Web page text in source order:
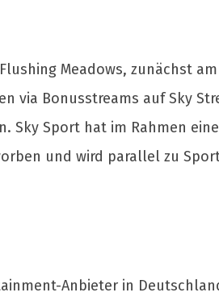
Meadows, zunächst
via Bonusstreams auf Sky
Sport hat im Rahmen
und wird parallel zu
Anbieter in